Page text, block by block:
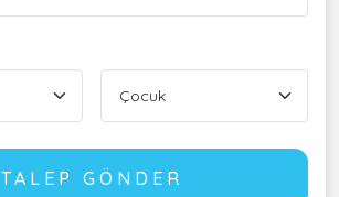
TALEP GÖNDER